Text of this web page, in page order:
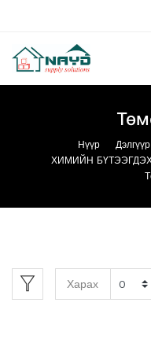
Нүүр Дэлгүүр
ХИМИЙН
Харах